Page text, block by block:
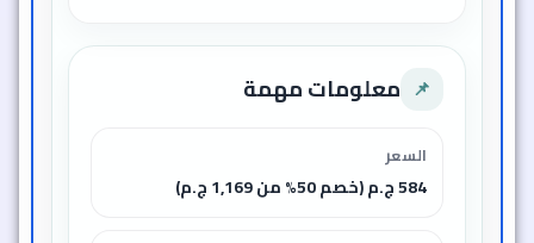
📌 معلومات مهمة
السعر
584 ج.م (خصم 50% من 1,169 ج.م)